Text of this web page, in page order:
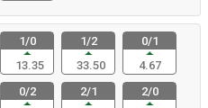
1/0
13.35
1/2
33.50
0/1
4.67
0/2
2/1
2/0